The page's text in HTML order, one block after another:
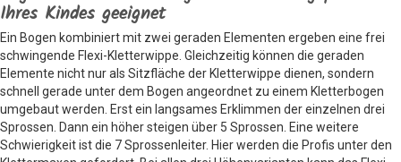
Ihres Kindes geeignet
Ein Bogen kombiniert mit zwei geraden Elementen ergeben eine frei
schwingende Flexi-Kletterwippe. Gleichzeitig können die geraden
Elemente nicht nur als Sitzfläche der Kletterwippe dienen, sondern
schnell gerade unter dem Bogen angeordnet zu einem Kletterbogen
umgebaut werden. Erst ein langsames Erklimmen der einzelnen drei
Sprossen. Dann ein höher steigen über 5 Sprossen. Eine weitere
Schwierigkeit ist die 7 Sprossenleiter. Hier werden die Profis unter den